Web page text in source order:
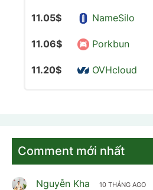
11.05$ NameSilo
11.06$ Porkbun
11.20$ OVHcloud
Comment mới nhất
Nguyễn Kha 10 THÁNG AGO